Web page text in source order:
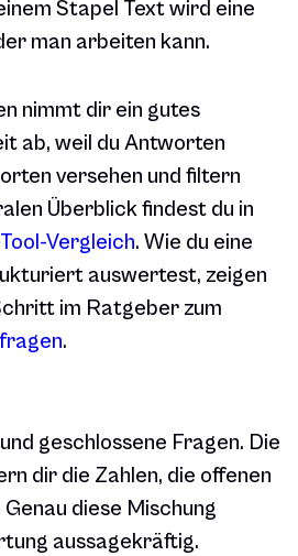
Stapel Text wird eine
man arbeiten kann.
nimmt dir ein gutes
ab, weil du Antworten
versehen und filtern
Überblick findest du in
Vergleich. Wie du eine
auswertest, zeigen
im Ratgeber zum
.
geschlossene Fragen. Die
dir die Zahlen, die offenen
diese Mischung
aussagekräftig.